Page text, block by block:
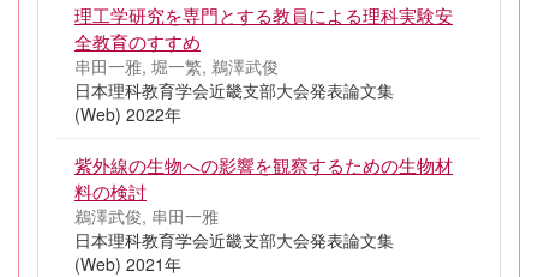
理工学研究を専門とする教員による理科実験安
全教育のすすめ
串田一雅, 堀一繁, 鵜澤武俊
日本理科教育学会近畿支部大会発表論文集
(Web) 2022年
紫外線の生物への影響を観察するための生物材
料の検討
鵜澤武俊, 串田一雅
日本理科教育学会近畿支部大会発表論文集
(Web) 2021年